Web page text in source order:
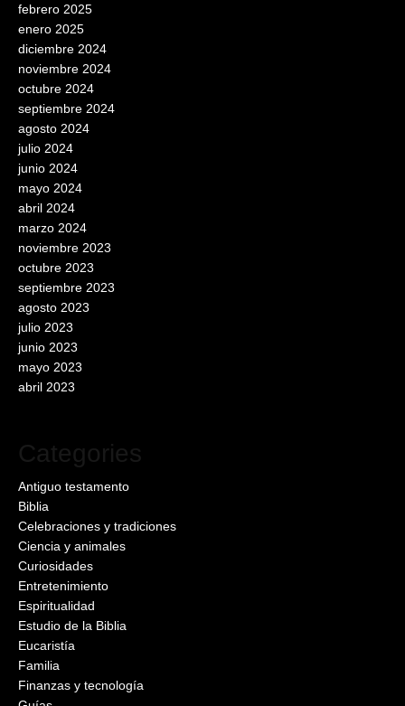
febrero 2025
enero 2025
diciembre 2024
noviembre 2024
octubre 2024
septiembre 2024
agosto 2024
julio 2024
junio 2024
mayo 2024
abril 2024
marzo 2024
noviembre 2023
octubre 2023
septiembre 2023
agosto 2023
julio 2023
junio 2023
mayo 2023
abril 2023
Categories
Antiguo testamento
Biblia
Celebraciones y tradiciones
Ciencia y animales
Curiosidades
Entretenimiento
Espiritualidad
Estudio de la Biblia
Eucaristía
Familia
Finanzas y tecnología